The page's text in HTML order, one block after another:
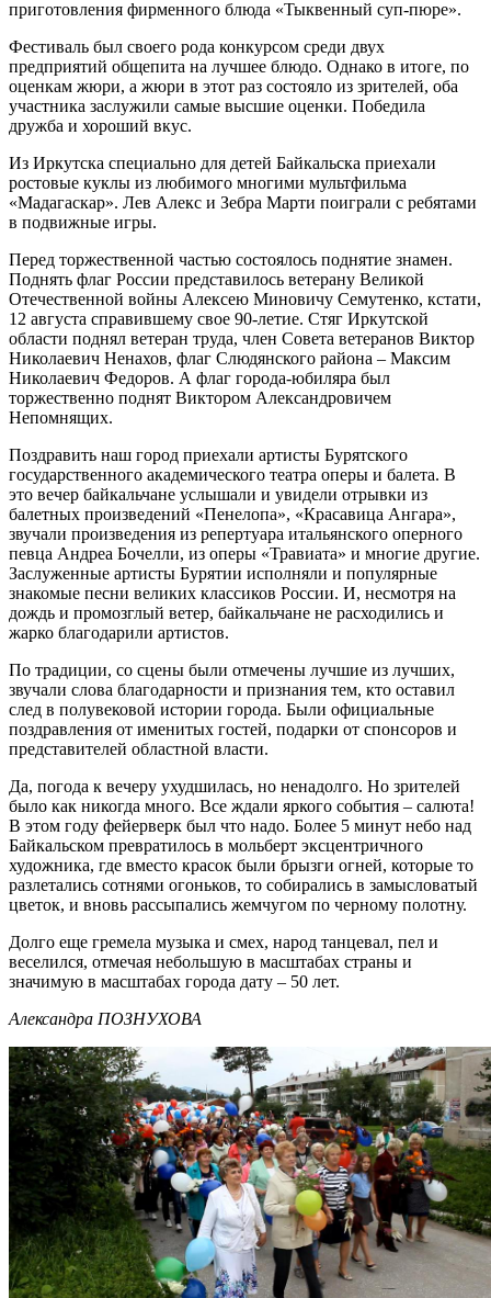
приготовления фирменного блюда «Тыквенный суп-пюре».
Фестиваль был своего рода конкурсом среди двух
предприятий общепита на лучшее блюдо. Однако в итоге, по
оценкам жюри, а жюри в этот раз состояло из зрителей, оба
участника заслужили самые высшие оценки. Победила
дружба и хороший вкус.
Из Иркутска специально для детей Байкальска приехали
ростовые куклы из любимого многими мультфильма
«Мадагаскар». Лев Алекс и Зебра Марти поиграли с ребятами
в подвижные игры.
Перед торжественной частью состоялось поднятие знамен.
Поднять флаг России представилось ветерану Великой
Отечественной войны Алексею Миновичу Семутенко, кстати,
12 августа справившему свое 90-летие. Стяг Иркутской
области поднял ветеран труда, член Совета ветеранов Виктор
Николаевич Ненахов, флаг Слюдянского района – Максим
Николаевич Федоров. А флаг города-юбиляра был
торжественно поднят Виктором Александровичем
Непомнящих.
Поздравить наш город приехали артисты Бурятского
государственного академического театра оперы и балета. В
это вечер байкальчане услышали и увидели отрывки из
балетных произведений «Пенелопа», «Красавица Ангара»,
звучали произведения из репертуара итальянского оперного
певца Андреа Бочелли, из оперы «Травиата» и многие другие.
Заслуженные артисты Бурятии исполняли и популярные
знакомые песни великих классиков России. И, несмотря на
дождь и промозглый ветер, байкальчане не расходились и
жарко благодарили артистов.
По традиции, со сцены были отмечены лучшие из лучших,
звучали слова благодарности и признания тем, кто оставил
след в полувековой истории города. Были официальные
поздравления от именитых гостей, подарки от спонсоров и
представителей областной власти.
Да, погода к вечеру ухудшилась, но ненадолго. Но зрителей
было как никогда много. Все ждали яркого события – салюта!
В этом году фейерверк был что надо. Более 5 минут небо над
Байкальском превратилось в мольберт эксцентричного
художника, где вместо красок были брызги огней, которые то
разлетались сотнями огоньков, то собирались в замысловатый
цветок, и вновь рассыпались жемчугом по черному полотну.
Долго еще гремела музыка и смех, народ танцевал, пел и
веселился, отмечая небольшую в масштабах страны и
значимую в масштабах города дату – 50 лет.
Александра ПОЗНУХОВА